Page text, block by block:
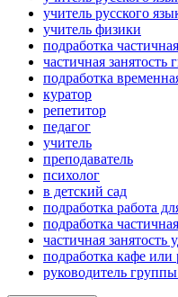
учитель русского
учитель физики
подработка
частичная занятость
подработка
куратор
репетитор
педагог
учитель
преподаватель
психолог
в детский сад
подработка работа
подработка
частичная занятость
подработка кафе или
руководитель